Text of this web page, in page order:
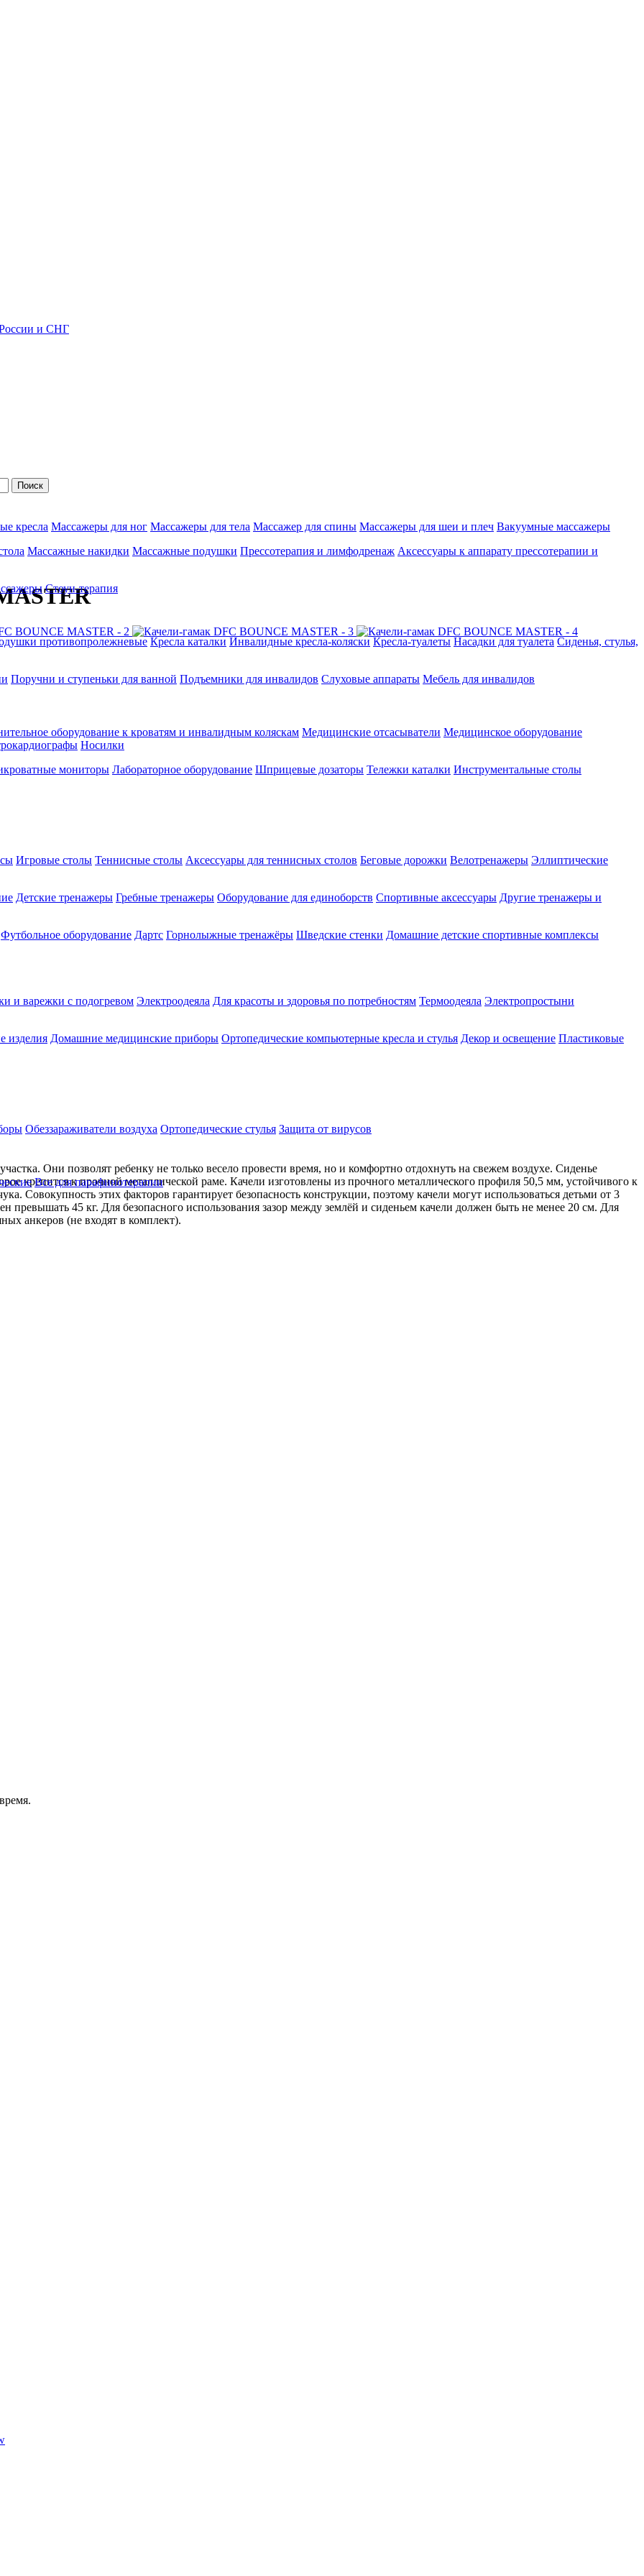
России и СНГ
кресла Массажеры для ног Массажеры для тела Массажер для спины Массажеры для шеи и плеч Вакуумные массажеры
Массажные накидки Массажные подушки Прессотерапия и лимфодренаж Аксессуары к аппарату прессотерапии и
Стоун-терапия
противопролежневые Кресла каталки Инвалидные кресла-коляски Кресла-туалеты Насадки для туалета Сиденья, стулья,
Поручни и ступеньки для ванной Подъемники для инвалидов Слуховые аппараты Мебель для инвалидов
оборудование к кроватям и инвалидным коляскам Медицинские отсасыватели Медицинское оборудование
Носилки
мониторы Лабораторное оборудование Шприцевые дозаторы Тележки каталки Инструментальные столы
Игровые столы Теннисные столы Аксессуары для теннисных столов Беговые дорожки Велотренажеры Эллиптические
Детские тренажеры Гребные тренажеры Оборудование для единоборств Спортивные аксессуары Другие тренажеры и
Футбольное оборудование Дартс Горнолыжные тренажёры Шведские стенки Домашние детские спортивные комплексы
и варежки с подогревом Электроодеяла Для красоты и здоровья по потребностям Термоодеяла Электропростыни
изделия Домашние медицинские приборы Ортопедические компьютерные кресла и стулья Декор и освещение Пластиковые
Обеззараживатели воздуха Ортопедические стулья Защита от вирусов
Все для парафинотерапии
Поиск
Они позволят ребенку не только весело провести время, но и комфортно отдохнуть на свежем воздухе. Сиденье
крепится к прочной металлической раме. Качели изготовлены из прочного металлического профиля 50,5 мм, устойчивого к
Совокупность этих факторов гарантирует безопасность конструкции, поэтому качели могут использоваться детьми от 3
превышать 45 кг. Для безопасного использования зазор между землёй и сиденьем качели должен быть не менее 20 см. Для
анкеров (не входят в комплект).